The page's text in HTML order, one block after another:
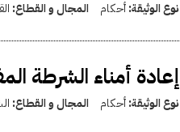
نوع الوثيقة:أحكام المجال و القطاع:
إعادة أمناء الشرطة
نوع الوثيقة:أحكام المجال و القطاع: